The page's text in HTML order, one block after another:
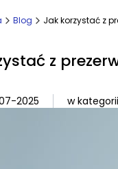
Blog Jak korzystać z
z
2025 w kategorii